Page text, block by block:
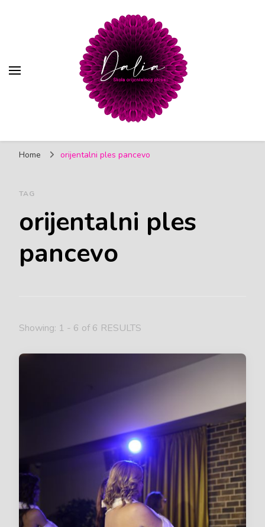
Trbušni ples | Škola
orijentalnog plesa Dalia
Škola orijentalnog (trbušnog) plesa, Pančevo
Home orijentalni ples pancevo
TAG
orijentalni ples
pancevo
Showing: 1 - 6 of 6 RESULTS